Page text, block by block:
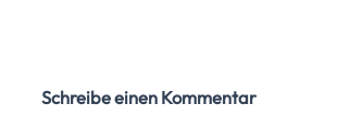
Schreibe einen Kommentar